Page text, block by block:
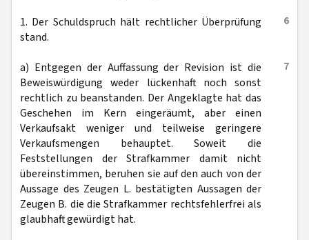
6
1. Der Schuldspruch hält rechtlicher Überprüfung
stand.
7
a) Entgegen der Auffassung der Revision ist die
Beweiswürdigung weder lückenhaft noch sonst
rechtlich zu beanstanden. Der Angeklagte hat das
Geschehen im Kern eingeräumt, aber einen
Verkaufsakt weniger und teilweise geringere
Verkaufsmengen behauptet. Soweit die
Feststellungen der Strafkammer damit nicht
übereinstimmen, beruhen sie auf den auch von der
Aussage des Zeugen L. bestätigten Aussagen der
Zeugen B. die die Strafkammer rechtsfehlerfrei als
glaubhaft gewürdigt hat.